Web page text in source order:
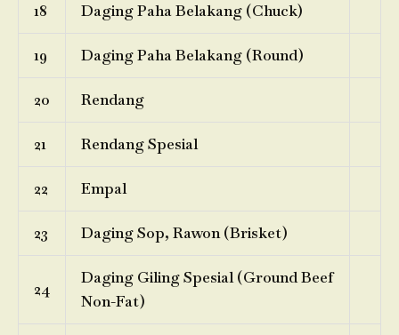
18 Daging Paha Belakang (Chuck)
19 Daging Paha Belakang (Round)
20 Rendang
21 Rendang Spesial
22 Empal
23 Daging Sop, Rawon (Brisket)
24
Daging Giling Spesial (Ground Beef
Non-Fat)